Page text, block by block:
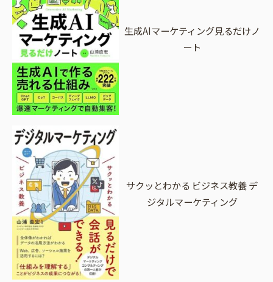
生成AIマーケティング見るだけノ
ート
サクッとわかる ビジネス教養 デ
ジタルマーケティング